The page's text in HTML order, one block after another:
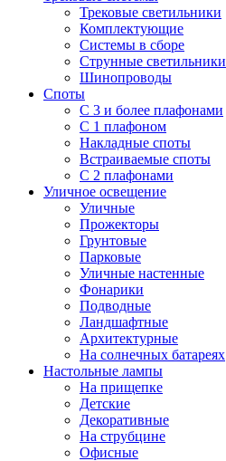
Трековые светильники
Комплектующие
Системы в сборе
Струнные светильники
Шинопроводы
Споты
С 3 и более плафонами
С 1 плафоном
Накладные споты
Встраиваемые споты
С 2 плафонами
Уличное освещение
Уличные
Прожекторы
Грунтовые
Парковые
Уличные настенные
Фонарики
Подводные
Ландшафтные
Архитектурные
На солнечных батареях
Настольные лампы
На прищепке
Детские
Декоративные
На струбцине
Офисные